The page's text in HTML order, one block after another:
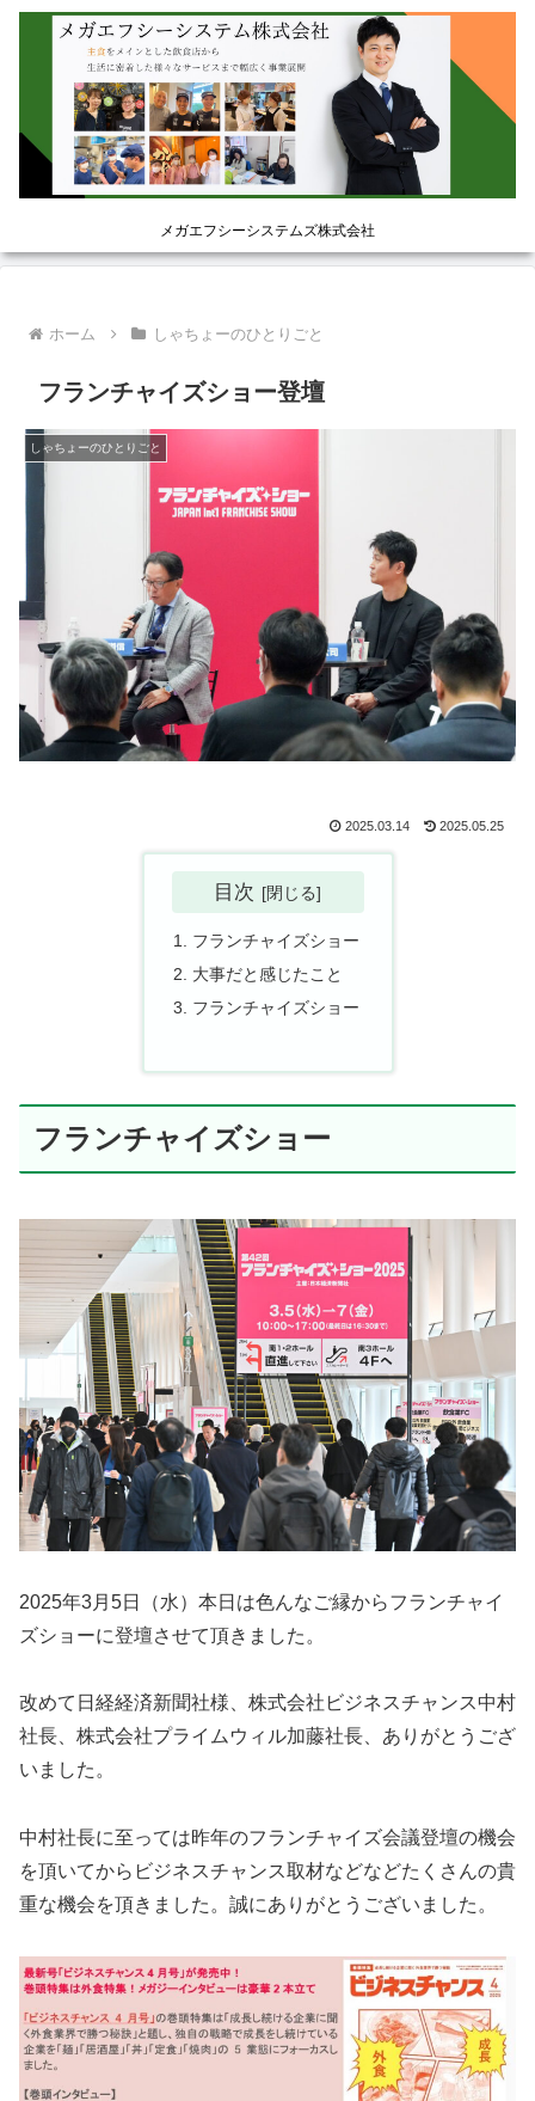
メガエフシーシステムズ株式会社
ホーム しゃちょーのひとりごと
フランチャイズショー登壇
しゃちょーのひとりごと
2025.03.14 2025.05.25
目次
フランチャイズショー
大事だと感じたこと
フランチャイズショー
フランチャイズショー
2025年3月5日（水）本日は色んなご縁からフランチャイ
ズショーに登壇させて頂きました。
改めて日経経済新聞社様、株式会社ビジネスチャンス中村
社長、株式会社プライムウィル加藤社長、ありがとうござ
いました。
中村社長に至っては昨年のフランチャイズ会議登壇の機会
を頂いてからビジネスチャンス取材などなどたくさんの貴
重な機会を頂きました。誠にありがとうございました。